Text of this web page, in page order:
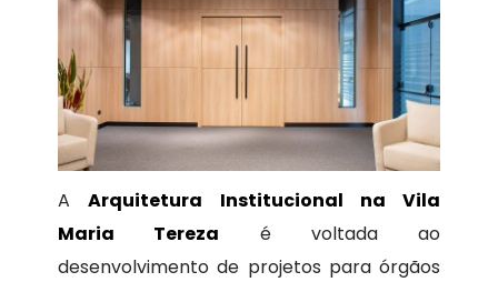
AArquitetura Institucional na Vila
Maria Tereza é voltada ao
desenvolvimento de projetos para órgãos